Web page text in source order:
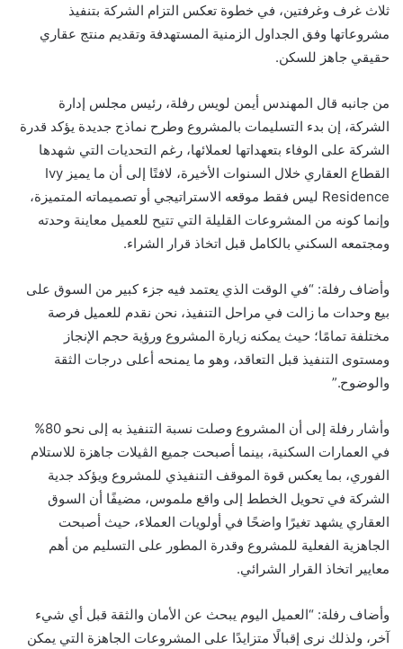
ثلاث غرف وغرفتين، في خطوة تعكس التزام الشركة بتنفيذ
مشروعاتها وفق الجداول الزمنية المستهدفة وتقديم منتج عقاري
حقيقي جاهز للسكن.
من جانبه قال المهندس أيمن لويس رفلة، رئيس مجلس إدارة
الشركة، إن بدء التسليمات بالمشروع وطرح نماذج جديدة يؤكد قدرة
الشركة على الوفاء بتعهداتها لعملائها، رغم التحديات التي شهدها
القطاع العقاري خلال السنوات الأخيرة، لافتًا إلى أن ما يميز Ivy
Residence ليس فقط موقعه الاستراتيجي أو تصميماته المتميزة،
وإنما كونه من المشروعات القليلة التي تتيح للعميل معاينة وحدته
ومجتمعه السكني بالكامل قبل اتخاذ قرار الشراء.
وأضاف رفلة: “في الوقت الذي يعتمد فيه جزء كبير من السوق على
بيع وحدات ما زالت في مراحل التنفيذ، نحن نقدم للعميل فرصة
مختلفة تمامًا؛ حيث يمكنه زيارة المشروع ورؤية حجم الإنجاز
ومستوى التنفيذ قبل التعاقد، وهو ما يمنحه أعلى درجات الثقة
والوضوح.”
وأشار رفلة إلى أن المشروع وصلت نسبة التنفيذ به إلى نحو 80%
في العمارات السكنية، بينما أصبحت جميع الڤيلات جاهزة للاستلام
الفوري، بما يعكس قوة الموقف التنفيذي للمشروع ويؤكد جدية
الشركة في تحويل الخطط إلى واقع ملموس، مضيفًا أن السوق
العقاري يشهد تغيرًا واضحًا في أولويات العملاء، حيث أصبحت
الجاهزية الفعلية للمشروع وقدرة المطور على التسليم من أهم
معايير اتخاذ القرار الشرائي.
وأضاف رفلة: “العميل اليوم يبحث عن الأمان والثقة قبل أي شيء
آخر، ولذلك نرى إقبالًا متزايدًا على المشروعات الجاهزة التي يمكن